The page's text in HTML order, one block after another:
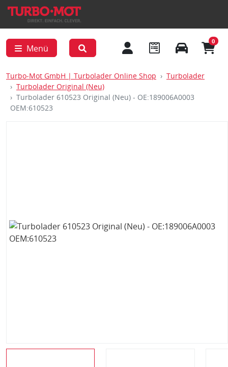
Menü
0
Turbo-Mot GmbH | Turbolader Online Shop
Turbolader
Turbolader Original (Neu)
Turbolader 610523 Original (Neu) - OE:189006A0003
OEM:610523